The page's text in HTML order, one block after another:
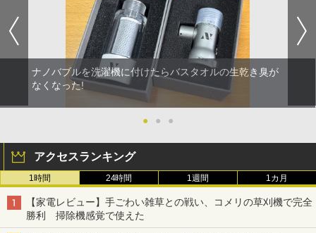
ナノバブルを洗濯機に付けたらバスタオルの生乾き臭が
なくなった!
● ● ●
アクセスランキング
1時間 24時間 1週間 1カ月
【家電レビュー】手ごわい雑草との戦い、コメリの草刈機で完全
勝利 掃除機感覚で使えた